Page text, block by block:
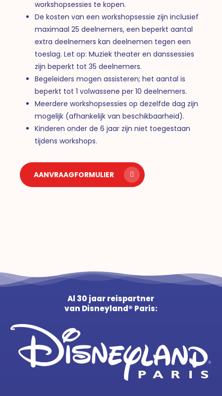
workshopsessies te kopen.
De kosten van een workshopsessie zijn inclusief
maximaal 25 deelnemers, een beperkt aantal
extra deelnemers kan deelnemen tegen een
toeslag. Let op: Muziek theater en danssessies
zijn beperkt tot 35 deelnemers.
Begeleiders mogen assisteren; het aantal is
beperkt tot 1 volwassene per 10 deelnemers.
Meerdere workshopsessies op dezelfde dag zijn
mogelijk (afhankelijk van beschikbaarheid).
Kinderen onder de 6 jaar zijn niet toegestaan
tijdens workshops.
AANVRAAGFORMULIER
Al 30 jaar reispartner
van Disneyland® Paris: